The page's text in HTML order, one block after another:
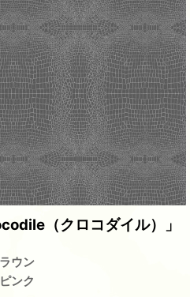
（クロコダイル）」
ウン
ピンク